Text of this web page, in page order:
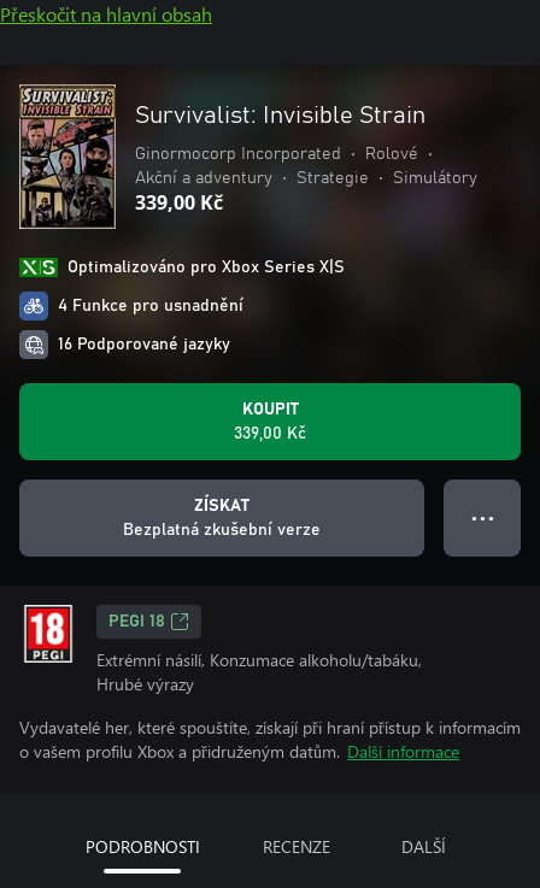
Přeskočit na hlavní obsah
Survivalist: Invisible Strain
Ginormocorp Incorporated • Rolové
•
Akční a adventury
• Strategie • Simulátory
339,00 Kč
Optimalizováno pro Xbox Series X|S
4 Funkce pro usnadnění
16 Podporované jazyky
KOUPIT
339,00 Kč
ZÍSKAT
Bezplatná zkušební verze
● ● ●
PEGI 18
Extrémní násilí, Konzumace alkoholu/tabáku,
Hrubé výrazy
Vydavatelé her, které spouštíte, získají při hraní přístup k informacím
o vašem profilu Xbox a přidruženým datům. Další informace
PODROBNOSTI RECENZE DALŠÍ